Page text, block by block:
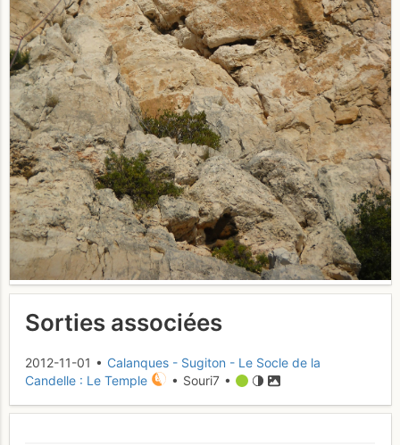
Sorties associées
2012-11-01 • Calanques - Sugiton - Le Socle de la
Candelle : Le Temple
• Souri7 •